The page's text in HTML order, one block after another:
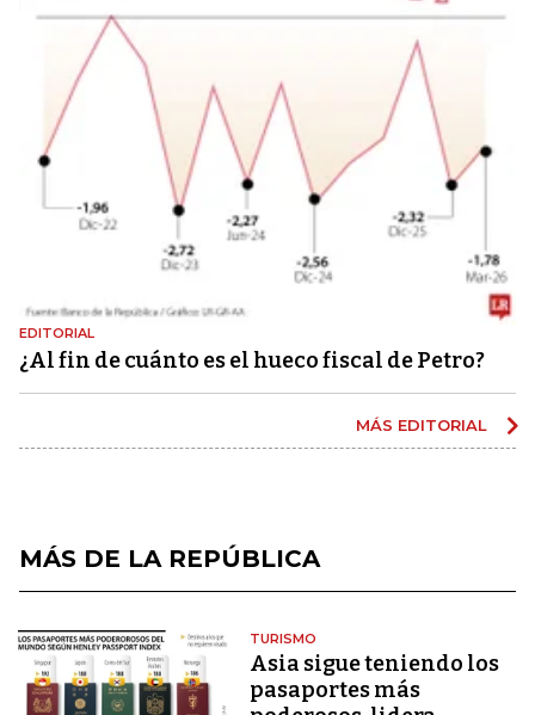
EDITORIAL
¿Al fin de cuánto es el hueco fiscal de Petro?
MÁS EDITORIAL
MÁS DE LA REPÚBLICA
TURISMO
Asia sigue teniendo los
pasaportes más